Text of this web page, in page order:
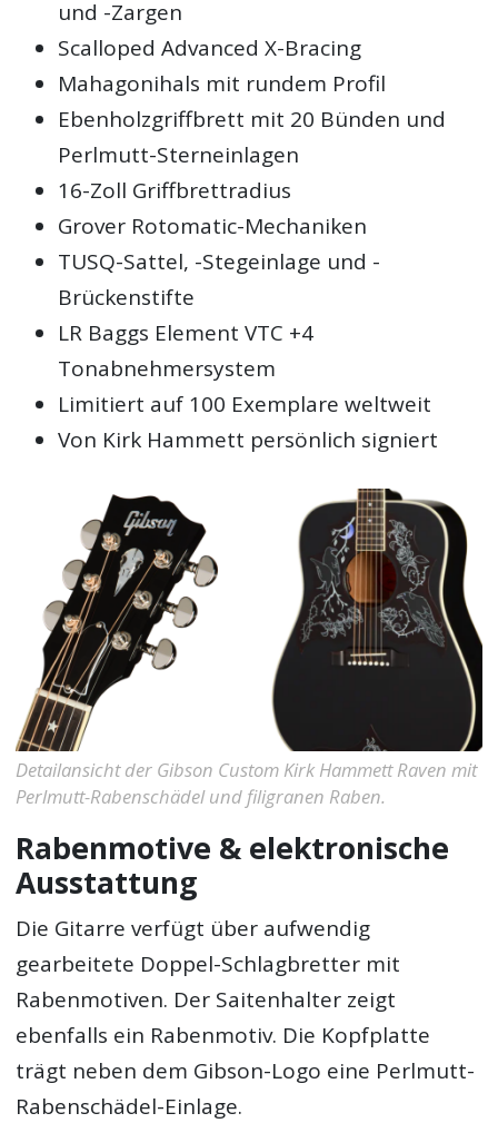
und -Zargen
Scalloped Advanced X-Bracing
Mahagonihals mit rundem Profil
Ebenholzgriffbrett mit 20 Bünden und
Perlmutt-Sterneinlagen
16-Zoll Griffbrettradius
Grover Rotomatic-Mechaniken
TUSQ-Sattel, -Stegeinlage und -
Brückenstifte
LR Baggs Element VTC +4
Tonabnehmersystem
Limitiert auf 100 Exemplare weltweit
Von Kirk Hammett persönlich signiert
Detailansicht der Gibson Custom Kirk Hammett Raven mit
Perlmutt-Rabenschädel und filigranen Raben.
Rabenmotive & elektronische
Ausstattung
Die Gitarre verfügt über aufwendig
gearbeitete Doppel-Schlagbretter mit
Rabenmotiven. Der Saitenhalter zeigt
ebenfalls ein Rabenmotiv. Die Kopfplatte
trägt neben dem Gibson-Logo eine Perlmutt-
Rabenschädel-Einlage.